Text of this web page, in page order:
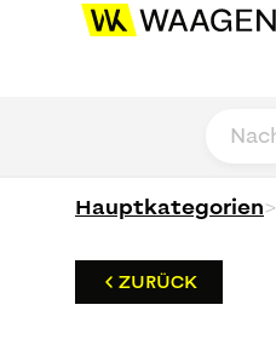
Hauptkategorien>
ZURÜCK